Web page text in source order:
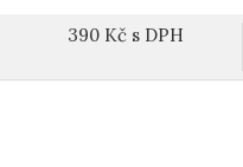
390 Kč s DPH